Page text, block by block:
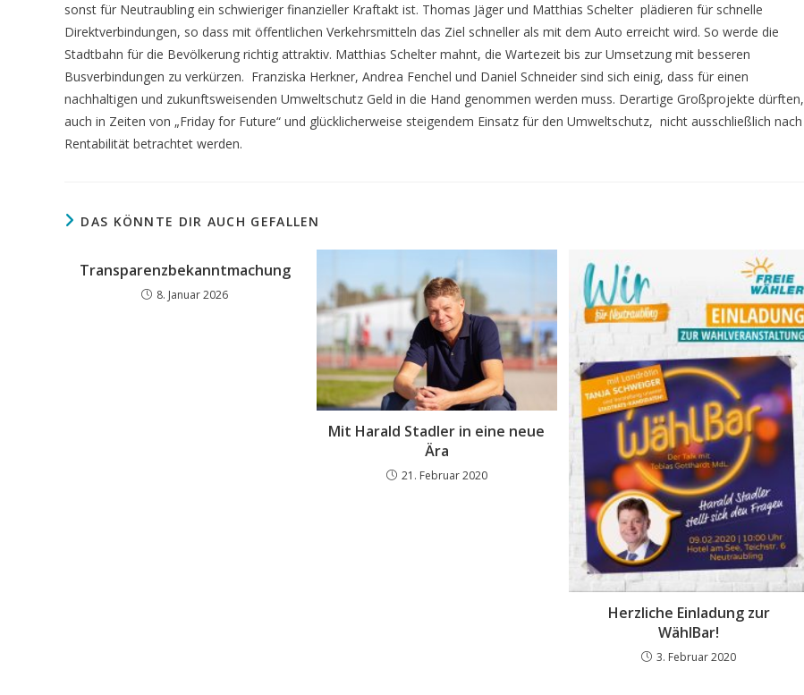
sonst für Neutraubling ein schwieriger finanzieller Kraftakt ist. Thomas Jäger und Matthias Schelter plädieren für schnelle
Direktverbindungen, so dass mit öffentlichen Verkehrsmitteln das Ziel schneller als mit dem Auto erreicht wird. So werde die
Stadtbahn für die Bevölkerung richtig attraktiv. Matthias Schelter mahnt, die Wartezeit bis zur Umsetzung mit besseren
Busverbindungen zu verkürzen. Franziska Herkner, Andrea Fenchel und Daniel Schneider sind sich einig, dass für einen
nachhaltigen und zukunftsweisenden Umweltschutz Geld in die Hand genommen werden muss. Derartige Großprojekte dürften,
auch in Zeiten von „Friday for Future“ und glücklicherweise steigendem Einsatz für den Umweltschutz, nicht ausschließlich nach
Rentabilität betrachtet werden.
DAS KÖNNTE DIR AUCH GEFALLEN
Transparenzbekanntmachung
8. Januar 2026
Mit Harald Stadler in eine neue
Ära
21. Februar 2020
Herzliche Einladung zur
WählBar!
3. Februar 2020